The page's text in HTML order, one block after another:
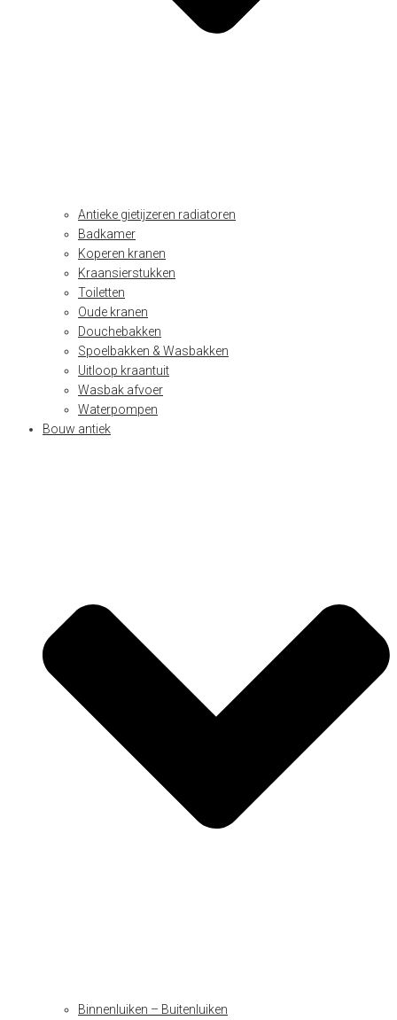
Antieke gietijzeren radiatoren
Badkamer
Koperen kranen
Kraansierstukken
Toiletten
Oude kranen
Douchebakken
Spoelbakken & Wasbakken
Uitloop kraantuit
Wasbak afvoer
Waterpompen
Bouw antiek
Binnenluiken – Buitenluiken